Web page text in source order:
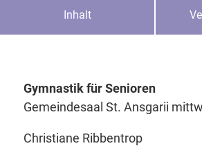
Inhalt
Gymnastik für Senioren
Gemeindesaal St. Ansgarii
Christiane Ribbentrop